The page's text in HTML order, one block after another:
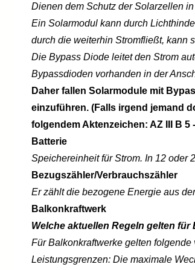
Dienen dem Schutz der Solarzellen
Ein Solarmodul kann durch
durch die weiterhin Stromfließt, kann
Die Bypass Diode leitet den Strom
Bypassdioden vorhanden in der
Daher fallen Solarmodule mit
einzuführen. (Falls irgend jemand
folgendem Aktenzeichen: AZ III B 5
Batterie
Speichereinheit für Strom. In 12 oder
Bezugszähler/Verbrauchszähler
Er zählt die bezogene Energie aus
Balkonkraftwerk
Welche aktuellen Regeln gelten
Für Balkonkraftwerke gelten
Leistungsgrenzen: Die maximale